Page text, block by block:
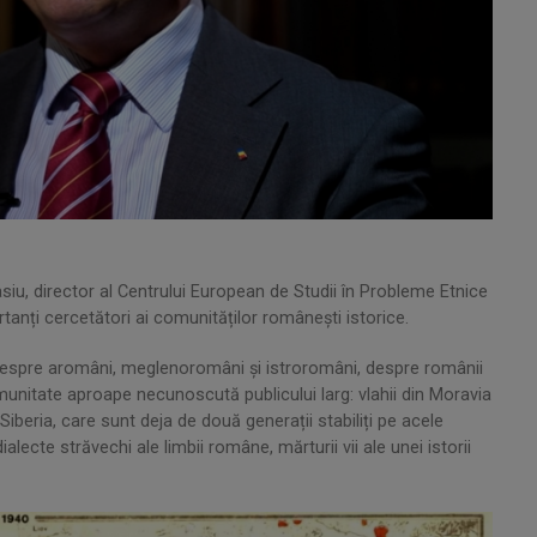
director al Centrului European de Studii în Probleme Etnice
cercetători ai comunităților românești istorice.
aromâni, meglenoromâni și istroromâni, despre românii
aproape necunoscută publicului larg: vlahii din Moravia
care sunt deja de două generații stabiliți pe acele
străvechi ale limbii române, mărturii vii ale unei istorii